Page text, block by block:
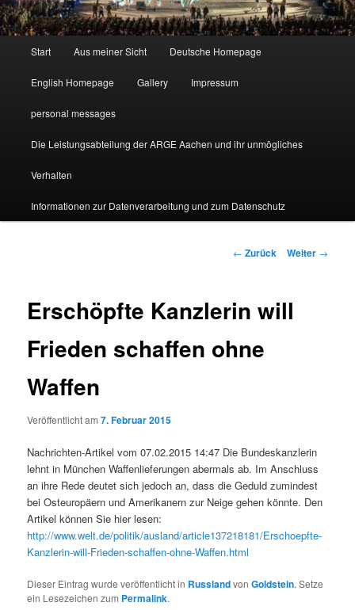
Start Aus meiner Sicht Deutsche Homepage
English Homepage Gallery Impressum
personal messages
Die Leistungsabteilung der ARGE Aachen und ihr unmögliches
Verhalten
Informationen zur Datenverarbeitung und zum Datenschutz
Beitragsnavigation
← Zurück Weiter →
Erschöpfte Kanzlerin will
Frieden schaffen ohne
Waffen
Veröffentlicht am7. Februar 2015
Nachrichten-Artikel vom 07.02.2015 14:47 Die Bundeskanzlerin
lehnt in München Waffenlieferungen abermals ab. Im Anschluss
an ihre Rede deutet sich jedoch an, dass die Geduld zumindest
bei Osteuropäern und Amerikanern zur Neige gehen könnte. Den
Artikel können Sie hier lesen:
http://www.welt.de/politik/ausland/article137218181/Erschoepfte-
Kanzlerin-will-Frieden-schaffen-ohne-Waffen.html
Dieser Eintrag wurde veröffentlicht in RusslandvonGoldstein. Setze
ein Lesezeichen zum Permalink.